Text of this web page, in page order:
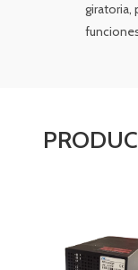
giratoria,